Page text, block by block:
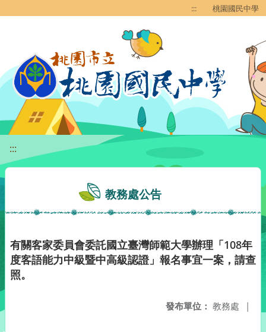
::: 桃園國民中學
:::
教務處公告
有關客家委員會委託國立臺灣師範大學辦理「108年
度客語能力中級暨中高級認證」報名事宜一案，請查
照。
發布單位： 教務處 |